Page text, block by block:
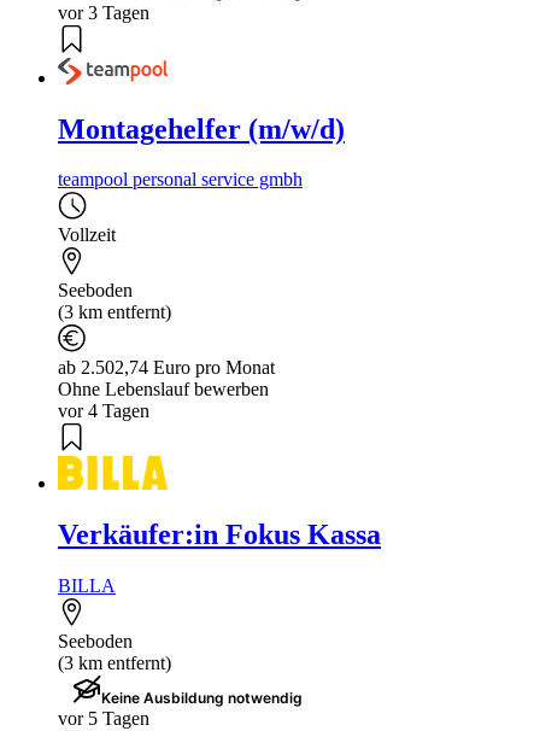
vor 3 Tagen
Montagehelfer (m/w/d)
teampool personal service gmbh
Vollzeit
Seeboden
(3 km entfernt)
ab 2.502,74 Euro pro Monat
Ohne Lebenslauf bewerben
vor 4 Tagen
Verkäufer:in Fokus Kassa
BILLA
Seeboden
(3 km entfernt)
Keine Ausbildung notwendig
vor 5 Tagen